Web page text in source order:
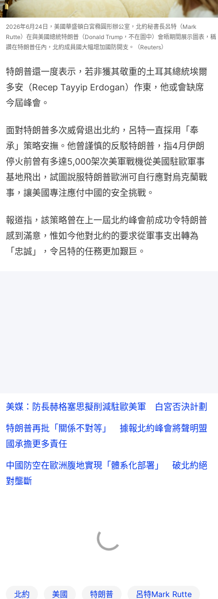
2026年6月24日，美國華盛頓白宮橢圓形辦公室，北約秘書長呂特（Mark
Rutte）在與美國總統特朗普（Donald Trump，不在圖中）會晤期間展示圖表，稱
讚在特朗普任內，北約成員國大幅增加國防開支。（Reuters）
特朗普還一度表示，若非獲其敬重的土耳其總統埃爾
多安（Recep Tayyip Erdogan）作東，他或會缺席
今屆峰會。
面對特朗普多次威脅退出北約，呂特一直採用「奉
承」策略安撫。他曾謹慎的反駁特朗普，指4月伊朗
停火前曾有多達5,000架次美軍戰機從美國駐歐軍事
基地飛出，試圖說服特朗普歐洲可自行應對烏克蘭戰
事，讓美國專注應付中國的安全挑戰。
報道指，該策略曾在上一屆北約峰會前成功令特朗普
感到滿意，惟如今他對北約的要求從軍事支出轉為
「忠誠」，令呂特的任務更加艱巨。
美媒：防長赫格塞思擬削減駐歐美軍 白宮否決計劃
特朗普再批「關係不對等」 據報北約峰會將聲明盟
國承擔更多責任
中國防空在歐洲腹地實現「體系化部署」 破北約絕
對壟斷
北約 美國 特朗普 呂特Mark Rutte